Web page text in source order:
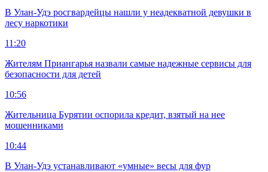
В Улан-Удэ росгвардейцы нашли у неадекватной девушки в
лесу наркотики
11:20
Жителям Приангарья назвали самые надежные сервисы для
безопасности для детей
10:56
Жительница Бурятии оспорила кредит, взятый на нее
мошенниками
10:44
В Улан-Удэ устанавливают «умные» весы для фур